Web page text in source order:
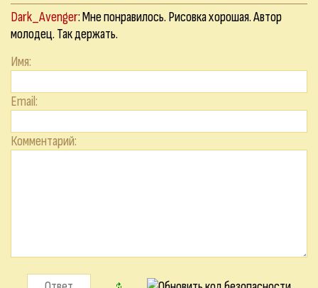
Dark_Avenger: Мне понравилось. Рисовка хорошая. Автор
молодец. Так держать.
Имя:
Email:
Комментарий: